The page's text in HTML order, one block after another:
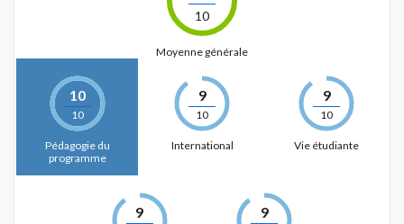
10
Moyenne générale
10
10
Pédagogie du
programme
9
10
International
9
10
Vie étudiante
9 9